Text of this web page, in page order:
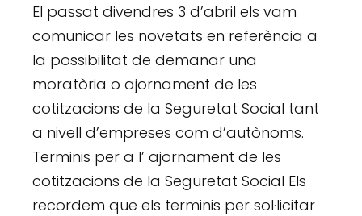
El passat divendres 3 d’abril els vam
comunicar les novetats en referència a
la possibilitat de demanar una
moratòria o ajornament de les
cotitzacions de la Seguretat Social tant
a nivell d’empreses com d’autònoms.
Terminis per a l’ ajornament de les
cotitzacions de la Seguretat Social Els
recordem que els terminis per sol·licitar